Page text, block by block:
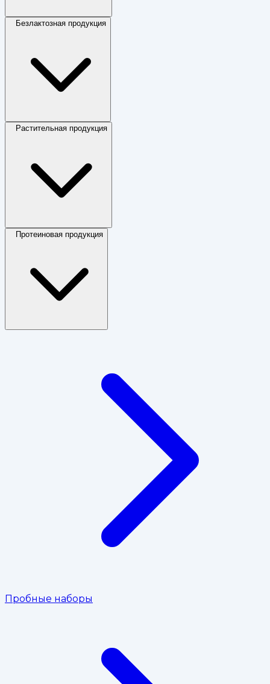
Безлактозная продукция
Растительная продукция
Протеиновая продукция
Пробные наборы